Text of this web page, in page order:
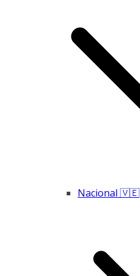
Nacional 🇻🇪